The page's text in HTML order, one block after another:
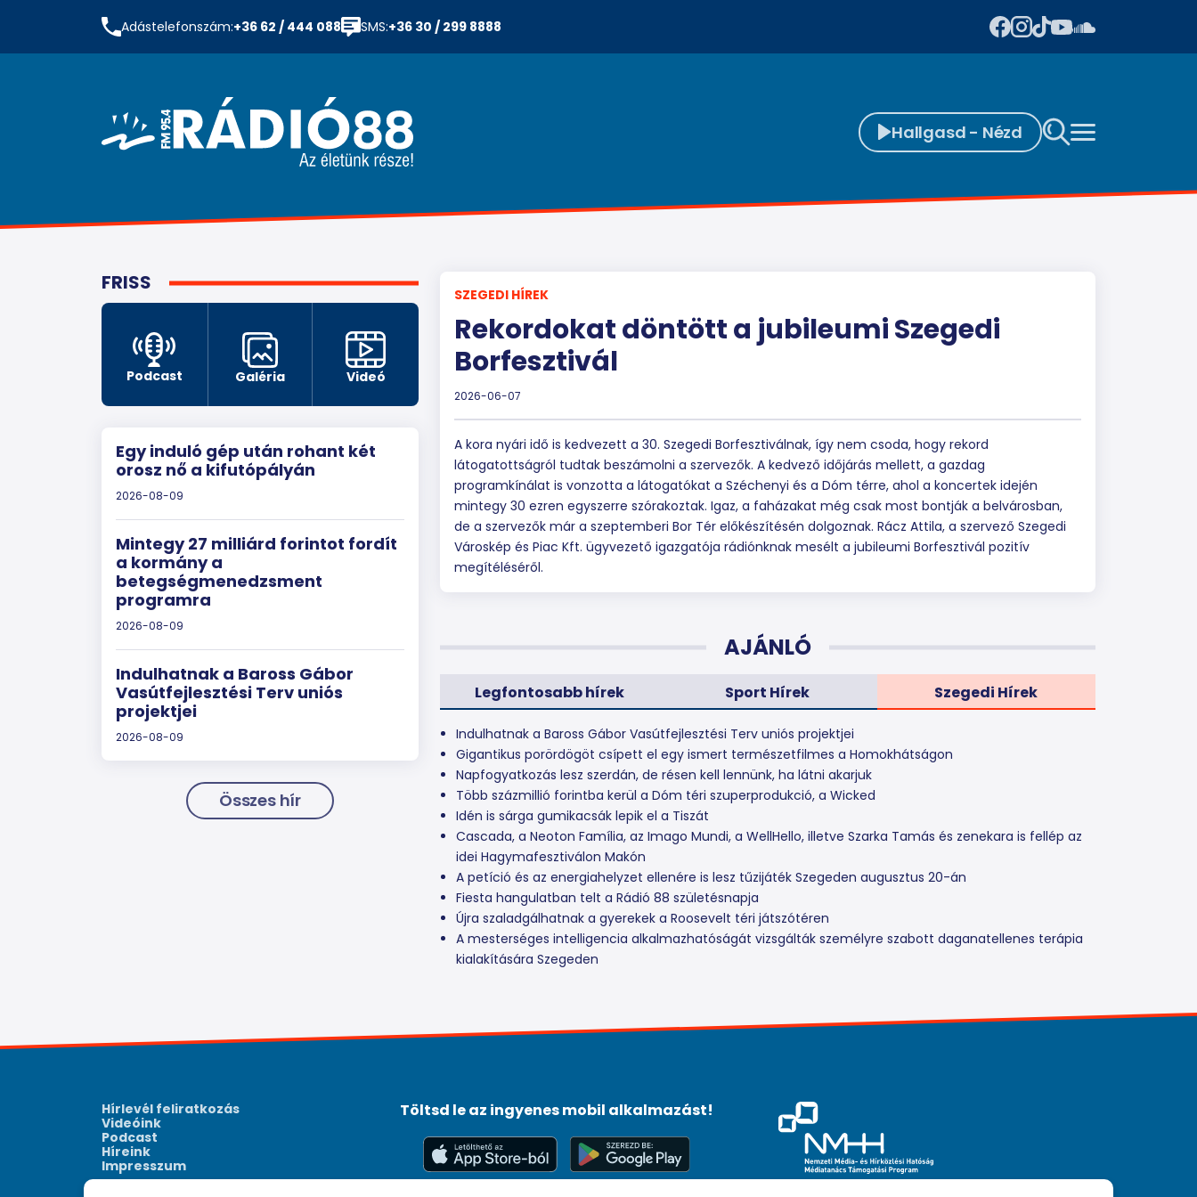
Adástelefonszám:+36 62 / 444 088 SMS:+36 30 / 299 8888
Hallgasd - Nézd
FRISS
Podcast Galéria Videó
Egy induló gép után rohant két
orosz nő a kifutópályán
2026-08-09
Mintegy 27 milliárd forintot fordít
a kormány a
betegségmenedzsment
programra
2026-08-09
Indulhatnak a Baross Gábor
Vasútfejlesztési Terv uniós
projektjei
2026-08-09
Összes hír
SZEGEDI HÍREK
Rekordokat döntött a jubileumi Szegedi
Borfesztivál
2026-06-07
A kora nyári idő is kedvezett a 30. Szegedi Borfesztiválnak, így nem csoda, hogy rekord
látogatottságról tudtak beszámolni a szervezők. A kedvező időjárás mellett, a gazdag
programkínálat is vonzotta a látogatókat a Széchenyi és a Dóm térre, ahol a koncertek idején
mintegy 30 ezren egyszerre szórakoztak. Igaz, a faházakat még csak most bontják a belvárosban,
de a szervezők már a szeptemberi Bor Tér előkészítésén dolgoznak. Rácz Attila, a szervező Szegedi
Városkép és Piac Kft. ügyvezető igazgatója rádiónknak mesélt a jubileumi Borfesztivál pozitív
megítéléséről.
AJÁNLÓ
Legfontosabb hírek Sport Hírek Szegedi Hírek
Indulhatnak a Baross Gábor Vasútfejlesztési Terv uniós projektjei
Gigantikus porördögöt csípett el egy ismert természetfilmes a Homokhátságon
Napfogyatkozás lesz szerdán, de résen kell lennünk, ha látni akarjuk
Több százmillió forintba kerül a Dóm téri szuperprodukció, a Wicked
Idén is sárga gumikacsák lepik el a Tiszát
Cascada, a Neoton Família, az Imago Mundi, a WellHello, illetve Szarka Tamás és zenekara is fellép az
idei Hagymafesztiválon Makón
A petíció és az energiahelyzet ellenére is lesz tűzijáték Szegeden augusztus 20-án
Fiesta hangulatban telt a Rádió 88 születésnapja
Újra szaladgálhatnak a gyerekek a Roosevelt téri játszótéren
A mesterséges intelligencia alkalmazhatóságát vizsgálták személyre szabott daganatellenes terápia
kialakítására Szegeden
Hírlevél feliratkozás
Videóink
Podcast
Híreink
Impresszum
Töltsd le az ingyenes mobil alkalmazást!